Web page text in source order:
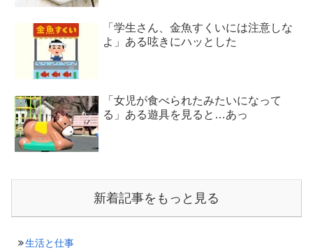
「学生さん、金魚すくいには注意しな
よ」ある呟きにハッとした
「女児が食べられたみたいになって
る」ある遊具を見ると…あっ
新着記事をもっと見る
生活と仕事